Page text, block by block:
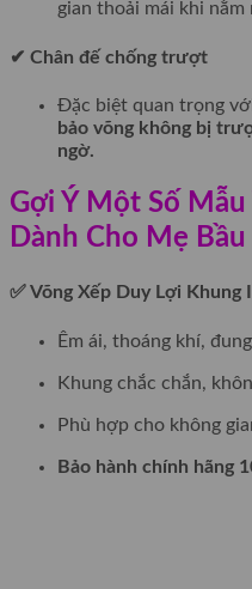
gian thoải mái khi
✔ Chân đế chống trượt
Đặc biệt quan trọng
bảo võng không bị
ngờ.
Gợi Ý Một Số Mẫu
Dành Cho Mẹ Bầu
✅ Võng Xếp Duy Lợi
Êm ái, thoáng khí,
Khung chắc chắn,
Phù hợp cho không
Bảo hành chính hãng